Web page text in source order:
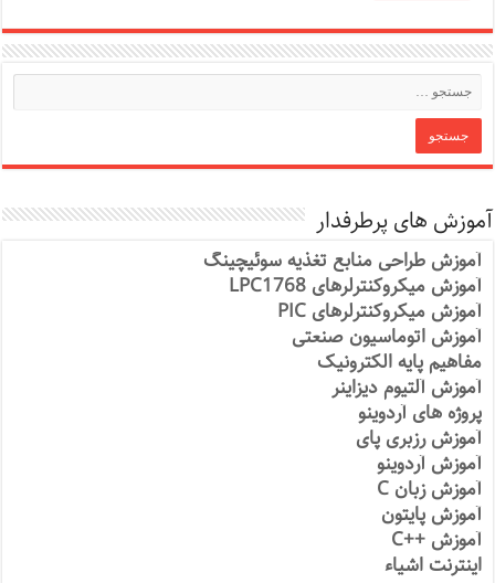
آموزش های پرطرفدار
آموزش طراحی منابع تغذیه سوئیچینگ
آموزش میکروکنترلرهای LPC1768
آموزش میکروکنترلرهای PIC
آموزش اتوماسیون صنعتی
مفاهیم پایه الکترونیک
آموزش آلتیوم دیزاینر
پروژه های آردوینو
آموزش رزبری پای
آموزش آردوینو
آموزش زبان C
آموزش پایتون
آموزش ++C
اینترنت اشیاء